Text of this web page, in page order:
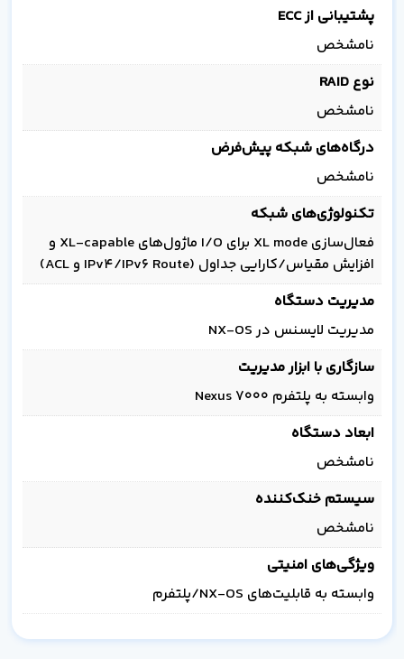
پشتیبانی از ECC
نامشخص
نوع RAID
نامشخص
درگاه‌های شبکه پیش‌فرض
نامشخص
تکنولوژی‌های شبکه
فعال‌سازی XL mode برای I/O ماژول‌های XL-capable و
افزایش مقیاس/کارایی جداول (IPv4/IPv6 Route و ACL)
مدیریت دستگاه
مدیریت لایسنس در NX-OS
سازگاری با ابزار مدیریت
وابسته به پلتفرم Nexus 7000
ابعاد دستگاه
نامشخص
سیستم خنک‌کننده
نامشخص
ویژگی‌های امنیتی
وابسته به قابلیت‌های NX-OS/پلتفرم